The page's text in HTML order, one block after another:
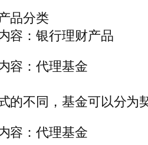
品分类
容：银行理财产品
容：代理基金
的不同，基金可以分为
容：代理基金